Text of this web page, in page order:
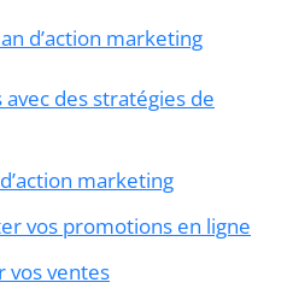
d’action marketing
des stratégies de
marketing
vos promotions en ligne
vos ventes